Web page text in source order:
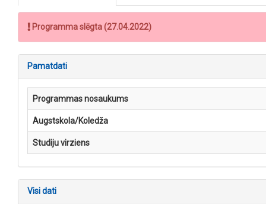
Programma slēgta (27.04.2022)
Pamatdati
Programmas nosaukums
Augstskola/Koledža
Studiju virziens
Visi dati